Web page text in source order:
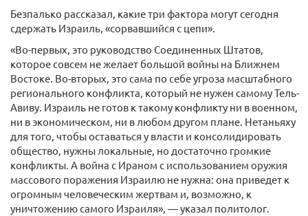
Безпалько рассказал, какие три фактора могут сегодня
сдержать Израиль, «сорвавшийся с цепи».
«Во-первых, это руководство Соединенных Штатов,
которое совсем не желает большой войны на Ближнем
Востоке. Во-вторых, это сама по себе угроза масштабного
регионального конфликта, который не нужен самому Тель-
Авиву. Израиль не готов к такому конфликту ни в военном,
ни в экономическом, ни в любом другом плане. Нетаньяху
для того, чтобы оставаться у власти и консолидировать
общество, нужны локальные, но достаточно громкие
конфликты. А война с Ираном с использованием оружия
массового поражения Израилю не нужна: она приведет к
огромным человеческим жертвам и, возможно, к
уничтожению самого Израиля», — указал политолог.